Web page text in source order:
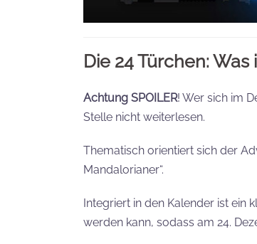
Die 24 Türchen: Was
Achtung SPOILER! Wer sich im
Stelle nicht weiterlesen.
Thematisch orientiert sich der
Mandalorianer“.
Integriert in den Kalender ist ein
werden kann, sodass am 24.